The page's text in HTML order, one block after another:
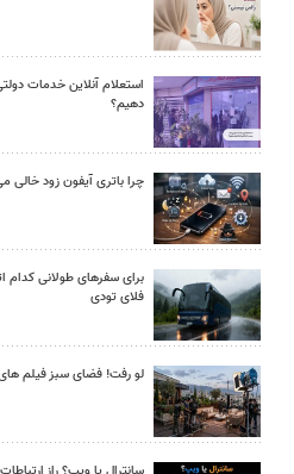
استعلام آنلاین خدمات
دهیم؟
چرا باتری آیفون زود خالی می شود؟ ۹
برای سفرهای طولانی کدام
فلای تودی
لو رفت! فضای سبز فیلم